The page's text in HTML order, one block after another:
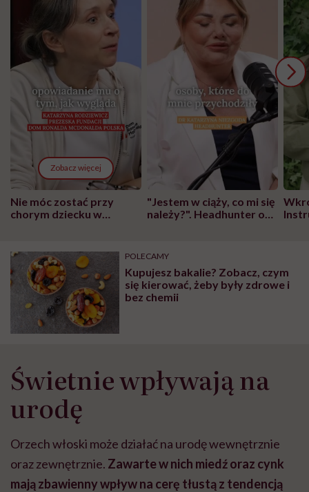
Zobacz więcej
Nie móc zostać przy
chorym dziecku w
może chyba tylko
głupota i brak
wyobraźni"
"Jestem w ciąży, co mi się
należy?". Headhunter o
pracy
POLECAMY
Kupujesz bakalie? Zobacz, czym
się kierować, żeby były zdrowe i
bez chemii
Świetnie wpływają na
urodę
Orzech włoski może działać na urodę wewnętrznie
oraz zewnętrznie. Zawarte w nich miedź oraz cynk
mają zbawienny wpływ na cerę tłustą z tendencją